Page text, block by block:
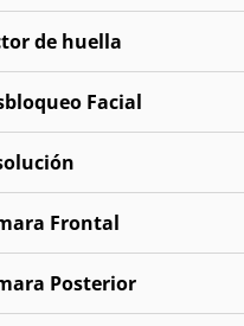
de huella
Facial
Frontal
Posterior